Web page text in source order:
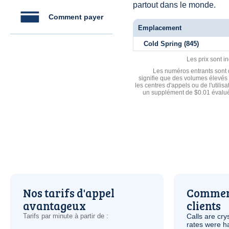
Comment payer
partout dans le monde.
Emplacement
Cold Spring (845)
Les prix sont
Les numéros entrants
signifie que des volumes
les centres d'appels ou de
un supplément de $0.01
Nos tarifs d'appel
avantageux
Tarifs par minute à partir de :
clients
Calls are
rates were